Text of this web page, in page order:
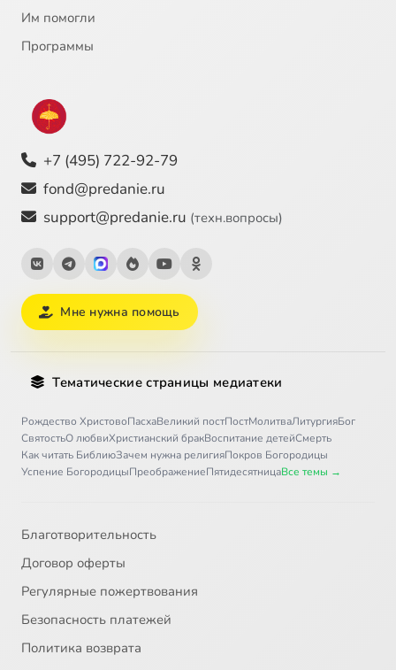
Им помогли
Программы
+7 (495) 722-92-79
fond@predanie.ru
support@predanie.ru (техн.вопросы)
Мне нужна помощь
Тематические страницы медиатеки
Рождество ХристовоПасхаВеликий постПостМолитваЛитургияБог
СвятостьО любвиХристианский бракВоспитание детейСмерть
Как читать БиблиюЗачем нужна религияПокров Богородицы
Успение БогородицыПреображениеПятидесятницаВсе темы →
Благотворительность
Договор оферты
Регулярные пожертвования
Безопасность платежей
Политика возврата